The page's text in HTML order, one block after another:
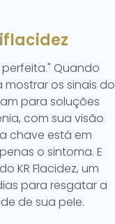
Quando
os sinais do
para soluções
com sua visão
chave está em
o sintoma. E
KR Flacidez, um
para resgatar a
de sua pele.